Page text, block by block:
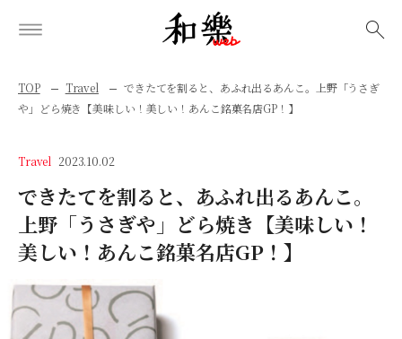
TOP Travel
できたてを割ると、あふれ出るあんこ。上野「うさぎ
や」どら焼き【美味しい！美しい！あんこ銘菓名店GP！】
Travel 2023.10.02
できたてを割ると、あふれ出るあんこ。
上野「うさぎや」どら焼き【美味しい！
美しい！あんこ銘菓名店GP！】